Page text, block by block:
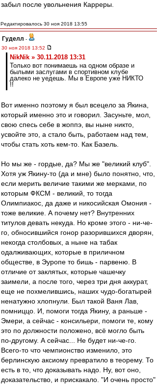
забыл после увольнения Карреры.
Редактировалось 30 ноя 2018 13:55
Гуделл -
30 ноя 2018 13:52
NikNik » 30.11.2018 13:31
Только вот понимаешь на одном образе и
былыми заслугами в спортивном клубе
далеко не уедешь. Мы в Европе уже НИКТО
!!
Вот именно поэтому я был всецело за Якина,
который именно это и говорил. Засуньте, мол,
свою спесь себе в жоппэ, вы ныне никто,
усвойте это, а стало быть, работаем над тем,
чтобы стать хоть кем-то. Как Базель.
Но мы же - гордые, да? Мы же "великий клуб".
Хотя уж Якину-то (да и мне) было понятно, что,
если мерить величие такими же мерками, по
которым ФКСМ - великий, то тогда
Олимпиакос, да даже и никосийская Омония -
тоже великие. А почему нет? Внутренних
титулов девать некуда. Но кроме этого - ни-че-
го, обносившийся гонор разорившихся дворян,
некогда столбовых, а ныне на табак
одалживающих, которые в приличном
обществе, в Эуропе то бишь - парвеню. В
отличие от заклятых, которые чашечку
заимели, а после того, через три дня аккурат,
еще не похмелившись, наших чудо-богатырей
ненатужно хлопнули. Был такой Ваня Лав,
помниццо. И, помоги тогда Якину, а раньше -
Эмери, а сейчас - консильери, помоги те, кому
это по должности положено, всё могло быть
по-другому. А сейчас... Не будет ни-че-го.
Всего-то что чемпионство изменило, это
берлинскую аксиому превратило в теорему. То
есть в то, что доказывать надо. Ну, вот оно,
доказательство, и прискакало. "И очень просто"